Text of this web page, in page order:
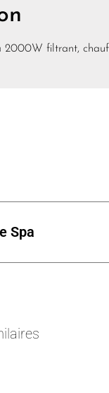
2000W filtrant,
Spa